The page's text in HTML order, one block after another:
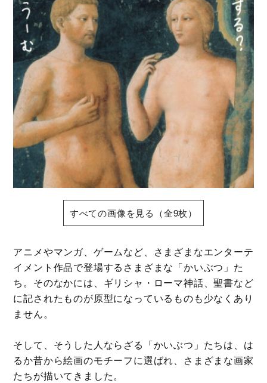
すべての画像を見る（全9枚）
アニメやマンガ、ゲームなど、さまざまなエンターテ
イメント作品で登場するさまざまな「かいぶつ」た
ち。そのなかには、ギリシャ・ローマ神話、聖書など
に記されたものが原型になっているものも少なくあり
ません。
そして、そうした人ならざる「かいぶつ」たちは、は
るか昔から絵画のモチーフに選ばれ、さまざまな画家
たちが描いてきました。